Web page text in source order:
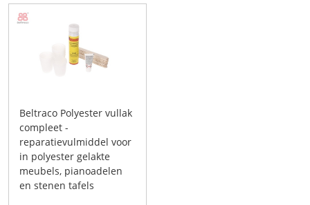
Beltraco Polyester vullak
compleet -
reparatievulmiddel voor
in polyester gelakte
meubels, pianoadelen
en stenen tafels